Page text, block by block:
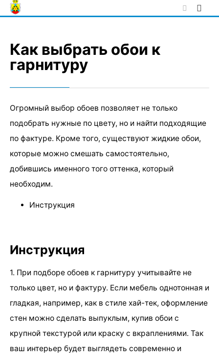
Skip
to
Как выбрать обои к
гарнитуру
Огромный выбор обоев позволяет не только
подобрать нужные по цвету, но и найти подходящие
по фактуре. Кроме того, существуют жидкие обои,
которые можно смешать самостоятельно,
добившись именного того оттенка, который
необходим.
Инструкция
Инструкция
1. При подборе обоев к гарнитуру учитывайте не
только цвет, но и фактуру. Если мебель однотонная и
гладкая, например, как в стиле хай-тек, оформление
стен можно сделать выпуклым, купив обои с
крупной текстурой или краску с вкраплениями. Так
ваш интерьер будет выглядеть современно и